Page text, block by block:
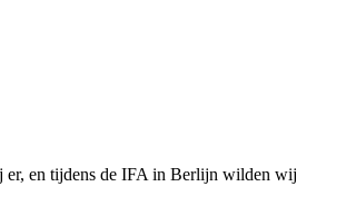
er, en tijdens de IFA in Berlijn wilden wij